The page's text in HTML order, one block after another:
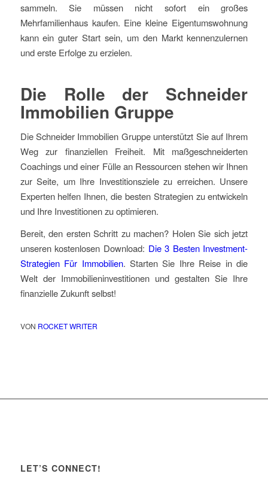
sammeln. Sie müssen nicht sofort ein großes
Mehrfamilienhaus kaufen. Eine kleine Eigentumswohnung
kann ein guter Start sein, um den Markt kennenzulernen
und erste Erfolge zu erzielen.
Die Rolle der Schneider
Immobilien Gruppe
Die Schneider Immobilien Gruppe unterstützt Sie auf Ihrem
Weg zur finanziellen Freiheit. Mit maßgeschneiderten
Coachings und einer Fülle an Ressourcen stehen wir Ihnen
zur Seite, um Ihre Investitionsziele zu erreichen. Unsere
Experten helfen Ihnen, die besten Strategien zu entwickeln
und Ihre Investitionen zu optimieren.
Bereit, den ersten Schritt zu machen? Holen Sie sich jetzt
unseren kostenlosen Download: Die 3 Besten Investment-
Strategien Für Immobilien. Starten Sie Ihre Reise in die
Welt der Immobilieninvestitionen und gestalten Sie Ihre
finanzielle Zukunft selbst!
VON ROCKET WRITER
LET’S CONNECT!